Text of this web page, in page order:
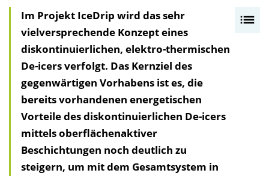
Im Projekt IceDrip wird das sehr
vielversprechende Konzept eines
diskontinuierlichen, elektro-thermischen
De-icers verfolgt. Das Kernziel des
gegenwärtigen Vorhabens ist es, die
bereits vorhandenen energetischen
Vorteile des diskontinuierlichen De-icers
mittels oberflächenaktiver
Beschichtungen noch deutlich zu
steigern, um mit dem Gesamtsystem in